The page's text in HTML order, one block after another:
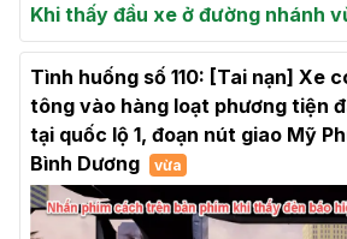
Khi thấy đầu xe ở đường nhánh
Tình huống số 110: [Tai nạn] Xe
tông vào hàng loạt phương tiện
tại quốc lộ 1, đoạn nút giao Mỹ
Bình Dương
vừa